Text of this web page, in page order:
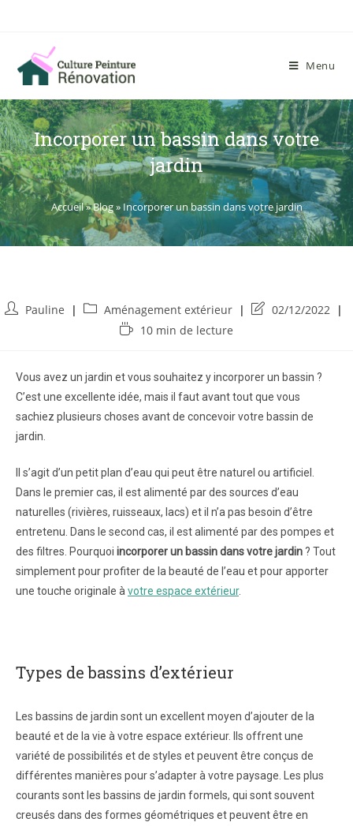
Menu
Incorporer un bassin dans votre
jardin
Accueil»Blog»Incorporer un bassin dans votre jardin
Pauline Aménagement extérieur
02/12/2022
10 min de lecture
Vous avez un jardin et vous souhaitez y incorporer un bassin ?
C’est une excellente idée, mais il faut avant tout que vous
sachiez plusieurs choses avant de concevoir votre bassin de
jardin.
Il s’agit d’un petit plan d’eau qui peut être naturel ou artificiel.
Dans le premier cas, il est alimenté par des sources d’eau
naturelles (rivières, ruisseaux, lacs) et il n’a pas besoin d’être
entretenu. Dans le second cas, il est alimenté par des pompes et
des filtres. Pourquoi incorporer un bassin dans votre jardin ? Tout
simplement pour profiter de la beauté de l’eau et pour apporter
une touche originale à votre espace extérieur.
Types de bassins d’extérieur
Les bassins de jardin sont un excellent moyen d’ajouter de la
beauté et de la vie à votre espace extérieur. Ils offrent une
variété de possibilités et de styles et peuvent être conçus de
différentes manières pour s’adapter à votre paysage. Les plus
courants sont les bassins de jardin formels, qui sont souvent
creusés dans des formes géométriques et peuvent être en